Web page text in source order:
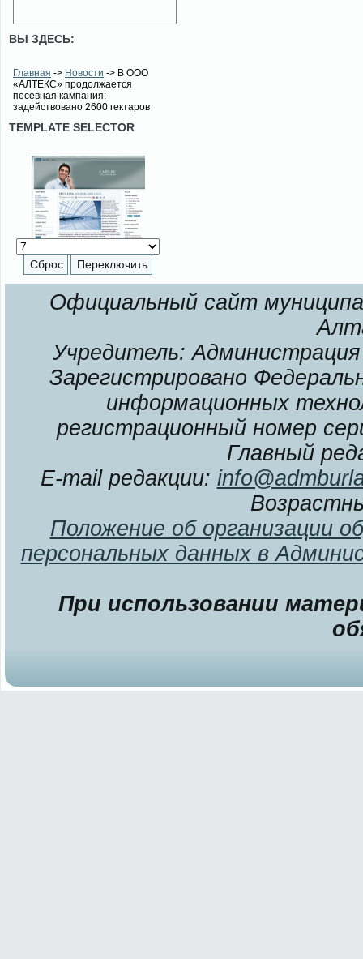
ВЫ ЗДЕСЬ:
Главная -> Новости -> В ООО
«АЛТЕКС» продолжается
посевная кампания:
задействовано 2600 гектаров
TEMPLATE SELECTOR
Официальный сайт
Учредитель: Администрация
Зарегистрировано
информационных
регистрационный номер
Главный
E-mail редакции:
Положение об организации
персональных данных в
При использовании